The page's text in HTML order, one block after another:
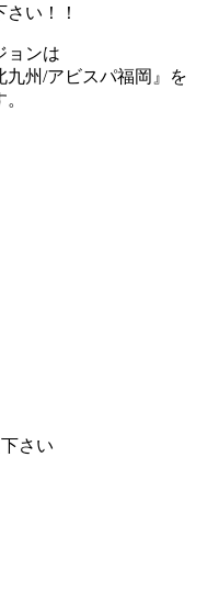
い！！
ョンは
九州/アビスパ福岡』を
さい